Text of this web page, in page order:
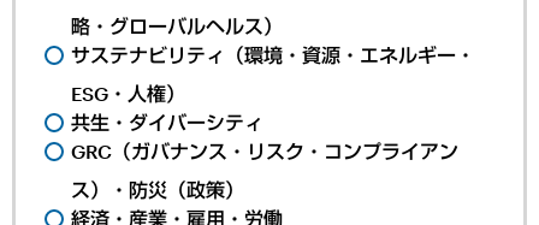
略・グローバルヘルス）
サステナビリティ（環境・資源・エネルギー・
ESG・人権）
共生・ダイバーシティ
GRC（ガバナンス・リスク・コンプライアン
ス）・防災（政策）
経済・産業・雇用・労働